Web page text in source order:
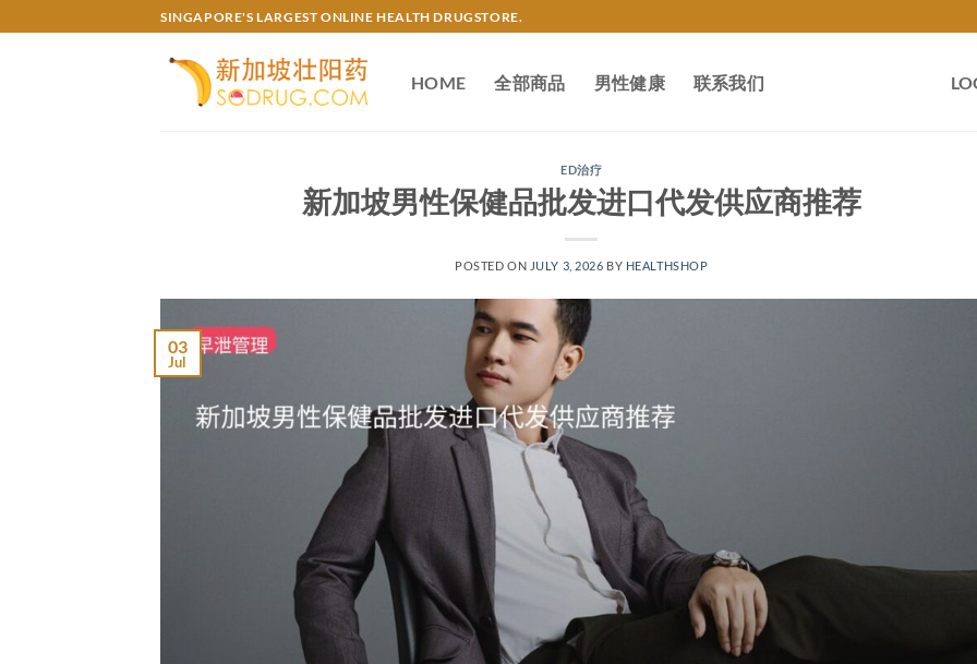
to
SINGAPORE'S LARGEST ONLINE HEALTH DRUGSTORE.
HOME 全部商品 男性健康 联系我们
ED治疗
新加坡男性保健品批发进口代发供应商推荐
POSTED ON JULY 3, 2026 BY HEALTHSHOP
03
Jul